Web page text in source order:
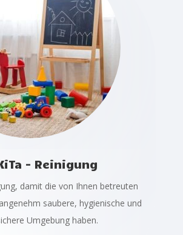
- Reinigung
damit die von Ihnen betreuten
saubere, hygienische und
Umgebung haben.